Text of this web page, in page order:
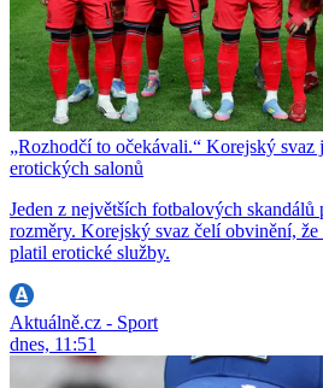
„Rozhodčí to očekávali.“ Korejský svaz
erotických salonů
Jeden z největších fotbalových skandálů
rozměry. Korejský svaz čelí obvinění,
platil erotické služby.
Aktuálně.cz - Sport
dnes, 11:51